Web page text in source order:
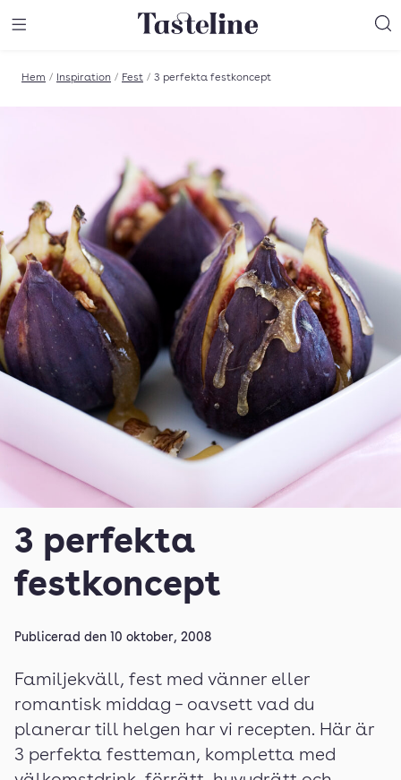
Till Tastelines startsida
Hem / Inspiration / Fest / 3 perfekta festkoncept
3 perfekta
festkoncept
Publicerad den 10 oktober, 2008
Familjekväll, fest med vänner eller
romantisk middag – oavsett vad du
planerar till helgen har vi recepten. Här är
3 perfekta festteman, kompletta med